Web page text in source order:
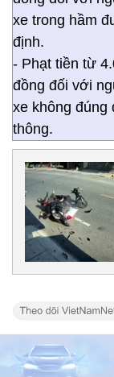
xe trong hầm
định.
- Phạt tiền từ
đồng đối với
xe không đúng
thông.